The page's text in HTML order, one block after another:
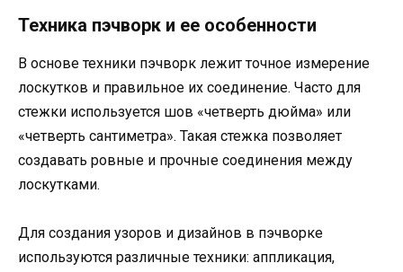
Техника пэчворк и ее особенности
В основе техники пэчворк лежит точное измерение
лоскутков и правильное их соединение. Часто для
стежки используется шов «четверть дюйма» или
«четверть сантиметра». Такая стежка позволяет
создавать ровные и прочные соединения между
лоскутками.
Для создания узоров и дизайнов в пэчворке
используются различные техники: аппликация,